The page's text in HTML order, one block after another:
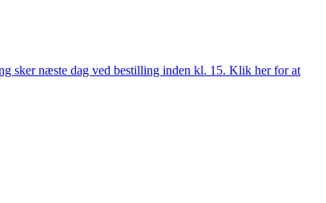
sker næste dag ved bestilling inden kl. 15. Klik her for at